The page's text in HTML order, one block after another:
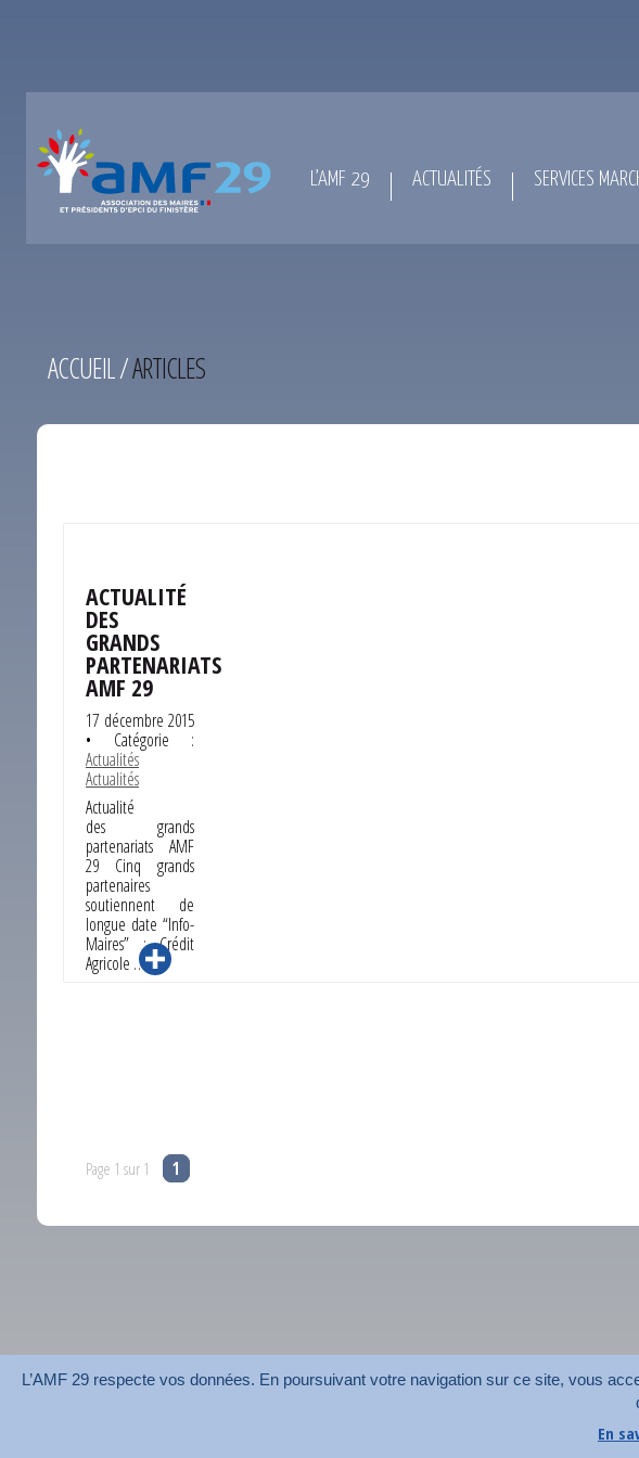
L’AMF 29 ACTUALITÉS SERVICES
ACCUEIL/ARTICLES
ACTUALITÉ
DES
GRANDS
PARTENARIATS
AMF 29
17 décembre 2015
• Catégorie :
Actualités
Actualités
Actualité
des grands
partenariats AMF
29 Cinq grands
partenaires
soutiennent de
longue date “Info-
Maires” : Crédit
Agricole …
Page 1 sur 1 1
L’AMF 29 respecte vos données. En poursuivant votre navigation sur ce site, vous
En